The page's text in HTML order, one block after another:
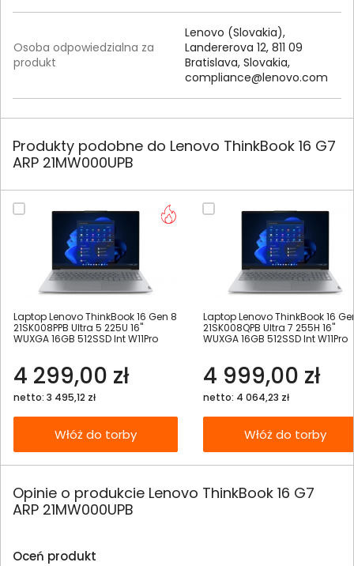
Osoba odpowiedzialna za
produkt
Lenovo (Slovakia),
Landererova 12, 811 09
Bratislava, Slovakia,
compliance@lenovo.com
Produkty podobne do Lenovo ThinkBook 16 G7
ARP 21MW000UPB
Laptop Lenovo ThinkBook 16 Gen 8
21SK008PPB Ultra 5 225U 16"
WUXGA 16GB 512SSD Int W11Pro
4 299,00 zł
netto: 3 495,12 zł
Włóż do torby
Laptop Lenovo ThinkBook 16
21SK008QPB Ultra 7 255H 16"
WUXGA 16GB 512SSD Int W11Pro
4 999,00 zł
netto: 4 064,23 zł
Włóż do torby
Opinie o produkcie Lenovo ThinkBook 16 G7
ARP 21MW000UPB
Oceń produkt